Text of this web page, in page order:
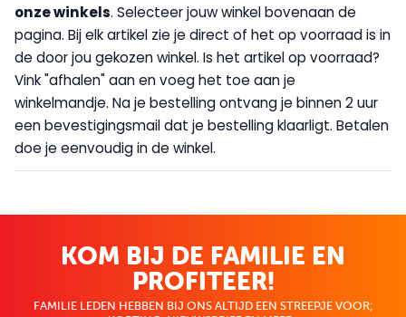
onze winkels. Selecteer jouw winkel bovenaan de
pagina. Bij elk artikel zie je direct of het op voorraad is in
de door jou gekozen winkel. Is het artikel op voorraad?
Vink "afhalen" aan en voeg het toe aan je
winkelmandje. Na je bestelling ontvang je binnen 2 uur
een bevestigingsmail dat je bestelling klaarligt. Betalen
doe je eenvoudig in de winkel.
KOM BIJ DE FAMILIE EN
PROFITEER!
FAMILIE LEDEN HEBBEN BIJ ONS ALTIJD EEN STREEPJE VOOR;